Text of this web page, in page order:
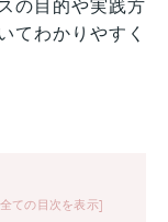
の目的や実践方
てわかりやすく
ての目次を表示